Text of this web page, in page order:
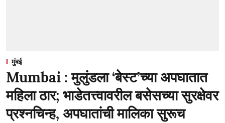
मुंबई
Mumbai : मुलुंडला ‘बेस्ट’च्या अपघातात
महिला ठार; भाडेतत्त्वावरील बसेसच्या सुरक्षेवर
प्रश्नचिन्ह, अपघातांची मालिका सुरूच